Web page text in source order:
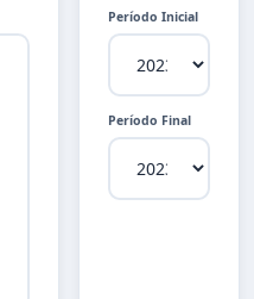
Período Inicial
Período Final